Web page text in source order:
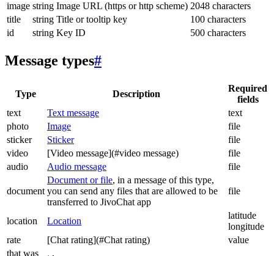
image string Image URL (https or http scheme) 2048 characters
title
string Title or tooltip key
100 characters
id
string Key ID 500 characters
Message types#
Type Description
Required
fields
text
Text message
text
photo
Image
file
sticker
Sticker
file
video
[Video message](#video message)
file
audio
Audio message file
document
Document or file, in a message of this type,
you can send any files that are allowed to be
transferred to JivoChat app
file
location Location
latitude
longitude
rate
[Chat rating](#Chat rating)
value
that was